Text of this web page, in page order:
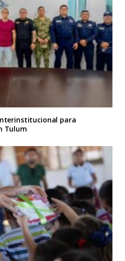
para
Tulum